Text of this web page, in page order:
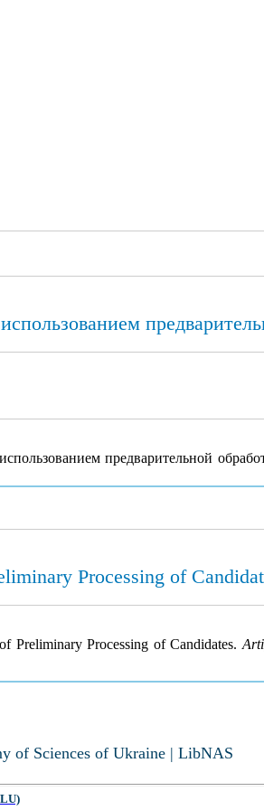
предварительной
Processing of
Processing of Candidates.
of Sciences of Ukraine | LibNAS